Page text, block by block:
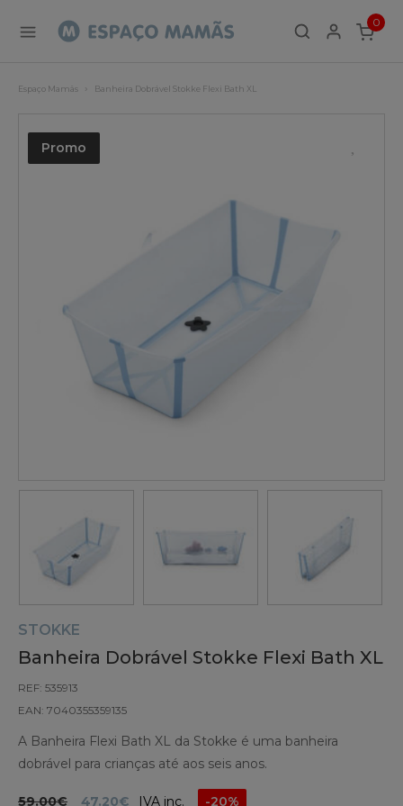
0
ITEMS
Espaço Mamãs Banheira Dobrável Stokke Flexi Bath XL
Promo
STOKKE
Banheira Dobrável Stokke Flexi Bath XL
REF: 535913
EAN: 7040355359135
A Banheira Flexi Bath XL da Stokke é uma banheira
dobrável para crianças até aos seis anos.
59.00€ 47.20€ IVA inc. -20%